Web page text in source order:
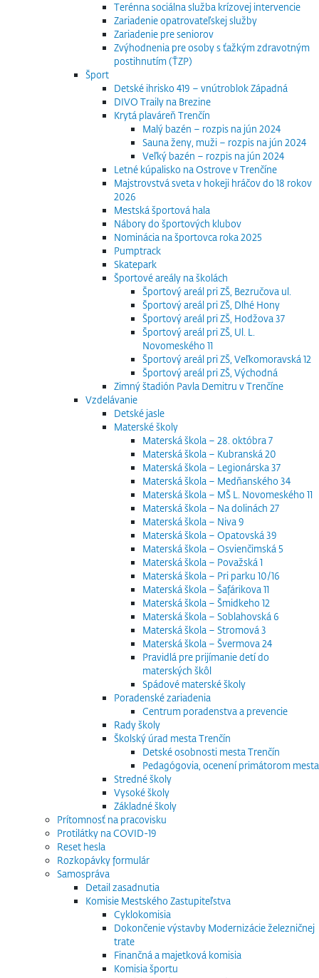
Terénna sociálna služba krízovej intervencie
Zariadenie opatrovateľskej služby
Zariadenie pre seniorov
Zvýhodnenia pre osoby s ťažkým zdravotným
postihnutím (ŤZP)
Šport
Detské ihrisko 419 – vnútroblok Západná
DIVO Traily na Brezine
Krytá plaváreň Trenčín
Malý bazén – rozpis na jún 2024
Sauna ženy, muži – rozpis na jún 2024
Veľký bazén – rozpis na jún 2024
Letné kúpalisko na Ostrove v Trenčíne
Majstrovstvá sveta v hokeji hráčov do 18 rokov
2026
Mestská športová hala
Nábory do športových klubov
Nominácia na športovca roka 2025
Pumptrack
Skatepark
Športové areály na školách
Športový areál pri ZŠ, Bezručova ul.
Športový areál pri ZŠ, Dlhé Hony
Športový areál pri ZŠ, Hodžova 37
Športový areál pri ZŠ, Ul. L.
Novomeského 11
Športový areál pri ZŠ, Veľkomoravská 12
Športový areál pri ZŠ, Východná
Zimný štadión Pavla Demitru v Trenčíne
Vzdelávanie
Detské jasle
Materské školy
Materská škola – 28. októbra 7
Materská škola – Kubranská 20
Materská škola – Legionárska 37
Materská škola – Medňanského 34
Materská škola – MŠ L. Novomeského 11
Materská škola – Na dolinách 27
Materská škola – Niva 9
Materská škola – Opatovská 39
Materská škola – Osvienčimská 5
Materská škola – Považská 1
Materská škola – Pri parku 10/16
Materská škola – Šafárikova 11
Materská škola – Šmidkeho 12
Materská škola – Soblahovská 6
Materská škola – Stromová 3
Materská škola – Švermova 24
Pravidlá pre prijímanie detí do
materských škôl
Spádové materské školy
Poradenské zariadenia
Centrum poradenstva a prevencie
Rady školy
Školský úrad mesta Trenčín
Detské osobnosti mesta Trenčín
Pedagógovia, ocenení primátorom mesta
Stredné školy
Vysoké školy
Základné školy
Prítomnosť na pracovisku
Protilátky na COVID-19
Reset hesla
Rozkopávky formulár
Samospráva
Detail zasadnutia
Komisie Mestského Zastupiteľstva
Cyklokomisia
Dokončenie výstavby Modernizácie železničnej
trate
Finančná a majetková komisia
Komisia športu